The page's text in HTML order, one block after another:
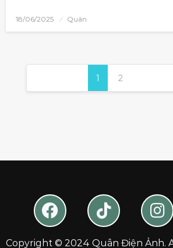
18/06/2025 Quân
1 2
Copyright © 2024 Quân Điện Ảnh.